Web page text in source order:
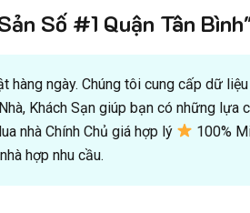
Số #1 Quận Tân
ngày. Chúng tôi cung cấp dữ
Khách Sạn giúp bạn có những lựa
nhà Chính Chủ giá hợp lý
100%
hợp nhu cầu.